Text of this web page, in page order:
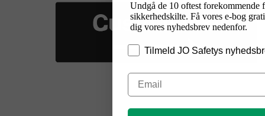
Undgå de 10 oftest forekommende
sikkerhedskilte. Få vores e-bog
dig vores nyhedsbrev nedenfor.
Tilmeld JO Safetys